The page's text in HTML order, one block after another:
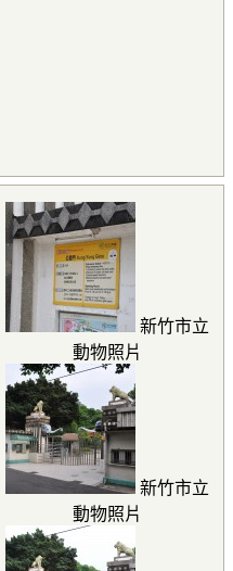
新竹市立
動物照片
新竹市立
動物照片